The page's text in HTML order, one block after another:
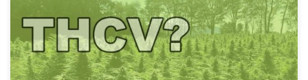
THCV cieszy się rosnącą popularnością. Naukowcy dokonują
kolejnych badań z […]